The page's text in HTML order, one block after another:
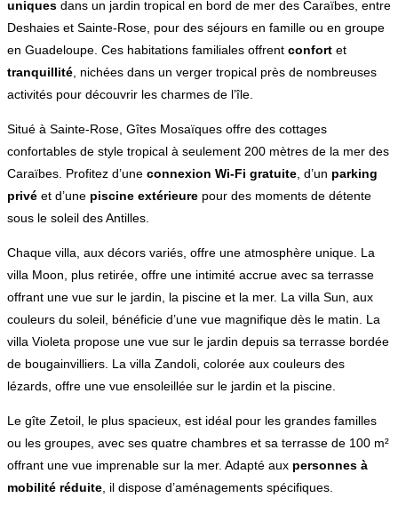
uniques dans un jardin tropical en bord de mer des Caraïbes, entre
Deshaies et Sainte-Rose, pour des séjours en famille ou en groupe
en Guadeloupe. Ces habitations familiales offrent confort et
tranquillité, nichées dans un verger tropical près de nombreuses
activités pour découvrir les charmes de l’île.
Situé à Sainte-Rose, Gîtes Mosaïques offre des cottages
confortables de style tropical à seulement 200 mètres de la mer des
Caraïbes. Profitez d’une connexion Wi-Fi gratuite, d’un parking
privé et d’une piscine extérieure pour des moments de détente
sous le soleil des Antilles.
Chaque villa, aux décors variés, offre une atmosphère unique. La
villa Moon, plus retirée, offre une intimité accrue avec sa terrasse
offrant une vue sur le jardin, la piscine et la mer. La villa Sun, aux
couleurs du soleil, bénéficie d’une vue magnifique dès le matin. La
villa Violeta propose une vue sur le jardin depuis sa terrasse bordée
de bougainvilliers. La villa Zandoli, colorée aux couleurs des
lézards, offre une vue ensoleillée sur le jardin et la piscine.
Le gîte Zetoil, le plus spacieux, est idéal pour les grandes familles
ou les groupes, avec ses quatre chambres et sa terrasse de 100 m²
offrant une vue imprenable sur la mer. Adapté aux personnes à
mobilité réduite, il dispose d’aménagements spécifiques.